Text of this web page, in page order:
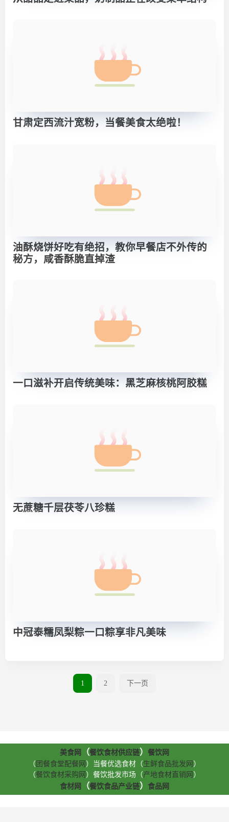
甘肃定西流汁宽粉，当餐美食太绝啦！
油酥烧饼好吃有绝招，教你早餐店不外传的
秘方，咸香酥脆直掉渣
一口滋补开启传统美味：黑芝麻核桃阿胶糕
无蔗糖千层茯苓八珍糕
中冠泰糯凤梨粽一口粽享非凡美味
1 2 下一页
美食网 （餐饮食材供应链）
餐饮网
（ 团餐食堂配餐网 ）当餐优选食材（生鲜食品批发网 ）
（餐饮食材采购网 ）餐饮批发市场（产地食材直销网 ）
食材网
（餐饮食品产业链） 食品网